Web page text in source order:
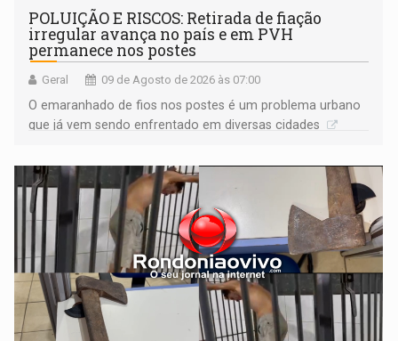
POLUIÇÃO E RISCOS: Retirada de fiação
irregular avança no país e em PVH
permanece nos postes
Geral 09 de Agosto de 2026 às 07:00
O emaranhado de fios nos postes é um problema urbano
que já vem sendo enfrentado em diversas cidades